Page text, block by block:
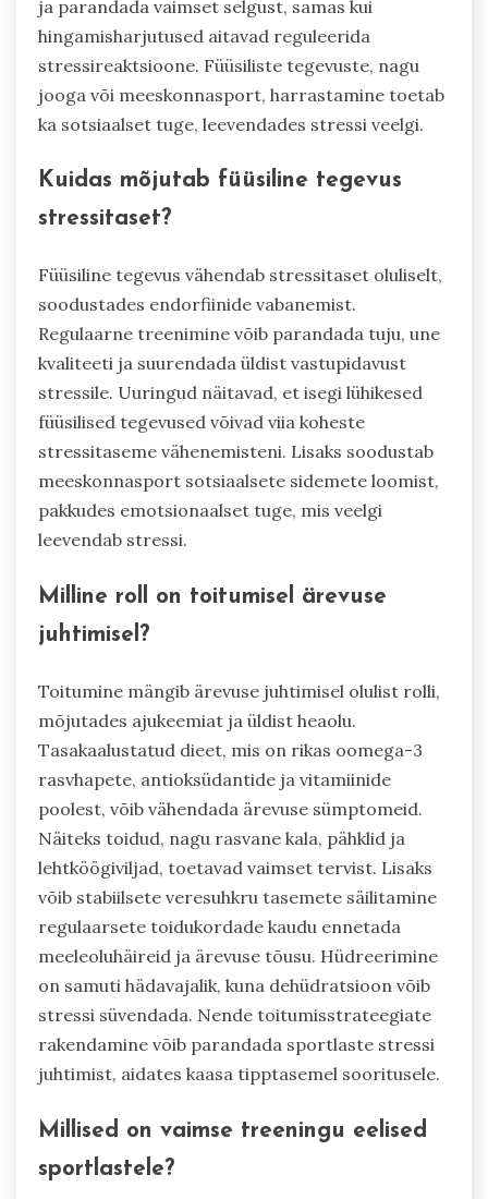
ja parandada vaimset selgust, samas kui
hingamisharjutused aitavad reguleerida
stressireaktsioone. Füüsiliste tegevuste, nagu
jooga või meeskonnasport, harrastamine toetab
ka sotsiaalset tuge, leevendades stressi veelgi.
Kuidas mõjutab füüsiline tegevus
stressitaset?
Füüsiline tegevus vähendab stressitaset oluliselt,
soodustades endorfiinide vabanemist.
Regulaarne treenimine võib parandada tuju, une
kvaliteeti ja suurendada üldist vastupidavust
stressile. Uuringud näitavad, et isegi lühikesed
füüsilised tegevused võivad viia koheste
stressitaseme vähenemisteni. Lisaks soodustab
meeskonnasport sotsiaalsete sidemete loomist,
pakkudes emotsionaalset tuge, mis veelgi
leevendab stressi.
Milline roll on toitumisel ärevuse
juhtimisel?
Toitumine mängib ärevuse juhtimisel olulist rolli,
mõjutades ajukeemiat ja üldist heaolu.
Tasakaalustatud dieet, mis on rikas oomega-3
rasvhapete, antioksüdantide ja vitamiinide
poolest, võib vähendada ärevuse sümptomeid.
Näiteks toidud, nagu rasvane kala, pähklid ja
lehtköögiviljad, toetavad vaimset tervist. Lisaks
võib stabiilsete veresuhkru tasemete säilitamine
regulaarsete toidukordade kaudu ennetada
meeleoluhäireid ja ärevuse tõusu. Hüdreerimine
on samuti hädavajalik, kuna dehüdratsioon võib
stressi süvendada. Nende toitumisstrateegiate
rakendamine võib parandada sportlaste stressi
juhtimist, aidates kaasa tipptasemel sooritusele.
Millised on vaimse treeningu eelised
sportlastele?